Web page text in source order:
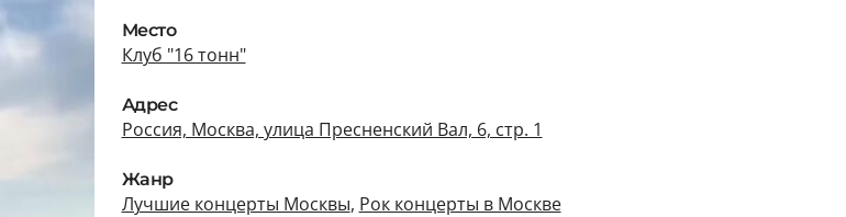
Место
Клуб "16 тонн"
Адрес
Россия, Москва, улица Пресненский Вал, 6, стр. 1
Жанр
Лучшие концерты Москвы, Рок концерты в Москве